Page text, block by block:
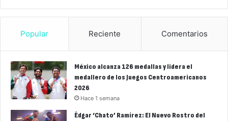
Popular Reciente Comentarios
México alcanza 126 medallas y lidera el
medallero de los Juegos Centroamericanos
2026
Hace 1 semana
Édgar ‘Chato’ Ramírez: El Nuevo Rostro del